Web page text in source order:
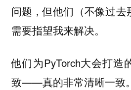
问题，但他们（不像过
需要指望我来解决。
他们为PyTorch大会打造
致——真的非常清晰一致。